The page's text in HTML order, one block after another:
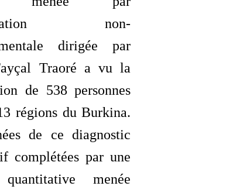
non-
dirigée par
Traoré a vu la
de 538 personnes
régions du Burkina.
de ce diagnostic
complétées par une
menée